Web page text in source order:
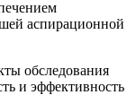
аспирационной
обследования
и эффективность